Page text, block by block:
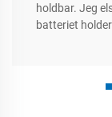
holdbar. Jeg
batteriet